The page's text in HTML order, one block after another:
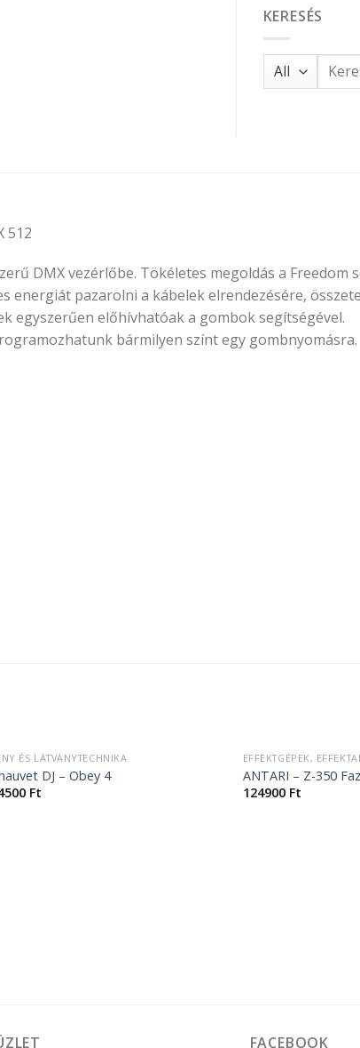
KERESÉS
Keresés
a
512
DMX vezérlőbe. Tökéletes megoldás a Freedom
energiát pazarolni a kábelek elrendezésére,
egyszerűen előhívhatóak a gombok segítségével.
bármilyen színt egy gombnyomásra.
ELFOGYOTT
ÉS LÁTVÁNYTECHNIKA
DJ – Obey 4
Ft
EFFEKTGÉPEK,
ANTARI – Z-350
124900 Ft
FACEBOOK